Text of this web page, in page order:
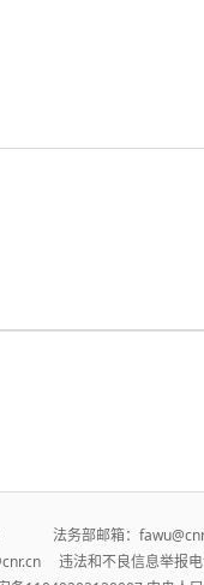
法务部邮箱：
违法和不良信息举报